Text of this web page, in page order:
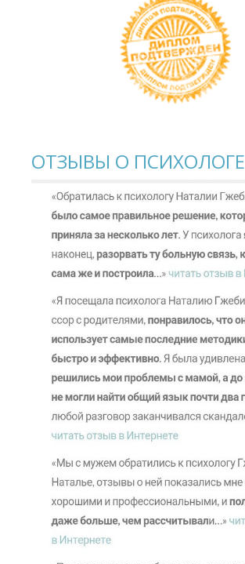
ОТЗЫВЫ О ПСИХОЛОГЕ